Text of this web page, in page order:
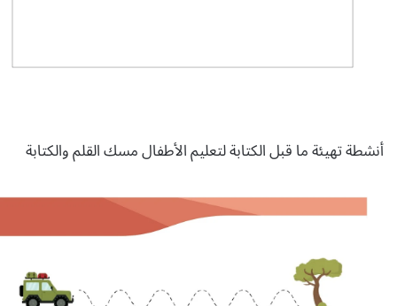
أنشطة تهيئة ما قبل الكتابة لتعليم الأطفال مسك القلم والكتابة